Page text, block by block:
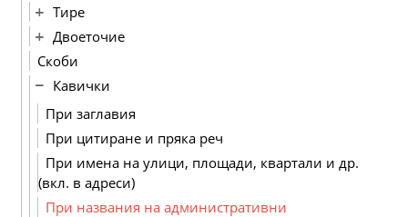
Тире
Двоеточие
Скоби
Кавички
При заглавия
При цитиране и пряка реч
При имена на улици, площади, квартали и др.
(вкл. в адреси)
При названия на административни